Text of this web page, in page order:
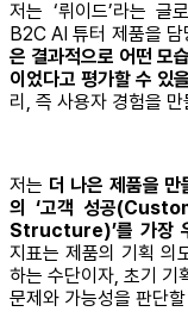
저는 ‘뤼이드’라는
B2C AI 튜터 제품을
은 결과적으로 어떤 모
이었다고 평가할 수 있
리, 즉 사용자 경험을
저는 더 나은 제품을
의 ‘고객 성공
Structure)’를 가장
지표는 제품의 기획 의
하는 수단이자, 초기 기
문제와 가능성을 판단